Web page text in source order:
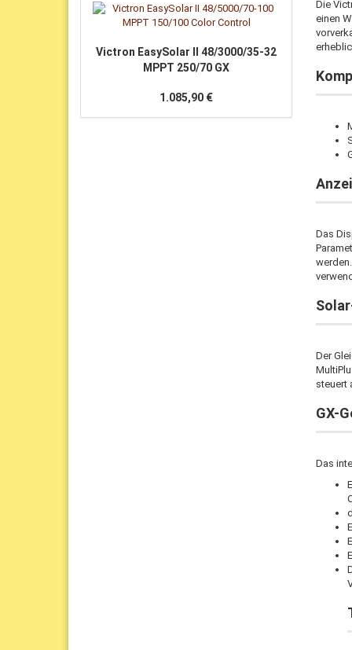
Die
einen
Das
Der
steuert
GX-
Das
Victron EasySolar II 48/3000/35-32
MPPT 250/70 GX
1.085,90 €